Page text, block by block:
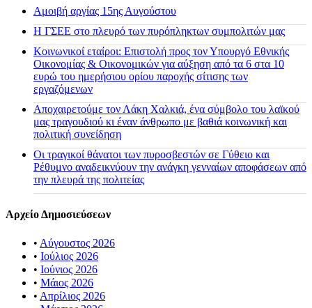
Αμοιβή αργίας 15ης Αυγούστου
H ΓΣΕΕ στο πλευρό των πυρόπληκτων συμπολιτών μας
Κοινωνικοί εταίροι: Επιστολή προς τον Υπουργό Εθνικής
Οικονομίας & Οικονομικών για αύξηση από τα 6 στα 10
ευρώ του ημερήσιου ορίου παροχής σίτισης των
εργαζόμενων
Αποχαιρετούμε τον Λάκη Χαλκιά, ένα σύμβολο του λαϊκού
μας τραγουδιού κι έναν άνθρωπο με βαθιά κοινωνική και
πολιτική συνείδηση
Οι τραγικοί θάνατοι των πυροσβεστών σε Γύθειο και
Ρέθυμνο αναδεικνύουν την ανάγκη γενναίων αποφάσεων από
την πλευρά της πολιτείας
Αρχείο Δημοσιεύσεων
• Αύγουστος 2026
• Ιούλιος 2026
• Ιούνιος 2026
• Μάιος 2026
• Απρίλιος 2026